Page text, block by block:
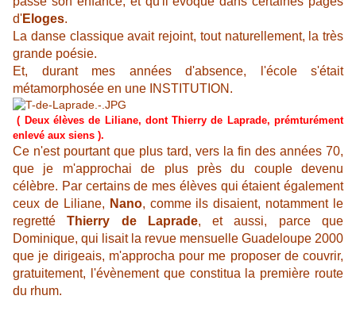
d'Eloges.
La danse classique avait rejoint, tout naturellement, la très
grande poésie.
Et, durant mes années d'absence, l'école s'était
métamorphosée en une INSTITUTION.
( Deux élèves de Liliane, dont Thierry de Laprade, prémturément
enlevé aux siens ).
Ce n'est pourtant que plus tard, vers la fin des années 70,
que je m'approchai de plus près du couple devenu
célèbre. Par certains de mes élèves qui étaient également
ceux de Liliane, Nano, comme ils disaient, notamment le
regretté
Thierry de Laprade, et aussi, parce que
Dominique, qui lisait la revue mensuelle Guadeloupe 2000
que je dirigeais, m'approcha pour me proposer de couvrir,
gratuitement, l'évènement que constitua la première route
du rhum.